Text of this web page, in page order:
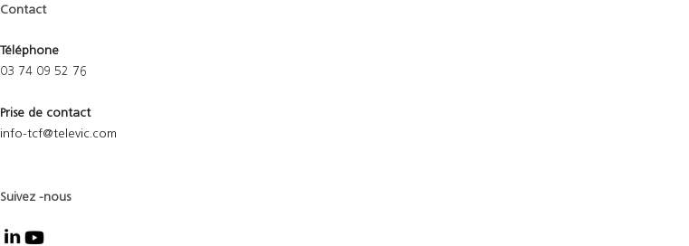
Contact
Téléphone
03 74 09 52 76
Prise de contact
info-tcf@televic.com
Suivez -nous